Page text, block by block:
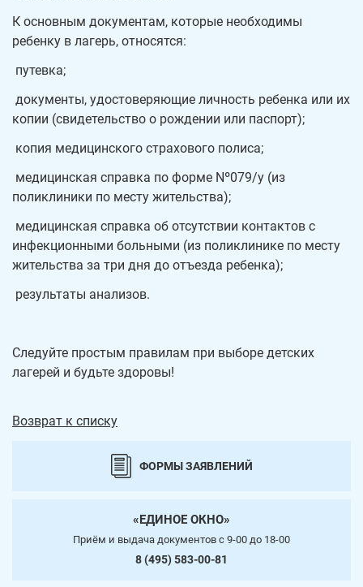
К основным документам, которые необходимы
ребенку в лагерь, относятся:
️ путевка;
️ документы, удостоверяющие личность ребенка или их
копии (свидетельство о рождении или паспорт);
️ копия медицинского страхового полиса;
️ медицинская справка по форме Nº079/у (из
поликлиники по месту жительства);
️ медицинская справка об отсутствии контактов с
инфекционными больными (из поликлинике по месту
жительства за три дня до отъезда ребенка);
️ результаты анализов.
Следуйте простым правилам при выборе детских
лагерей и будьте здоровы!
Возврат к списку
ФОРМЫ ЗАЯВЛЕНИЙ
«ЕДИНОЕ ОКНО»
Приём и выдача документов c 9-00 до 18-00
8 (495) 583-00-81